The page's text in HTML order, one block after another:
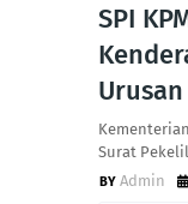
SPI
Surat
Admin